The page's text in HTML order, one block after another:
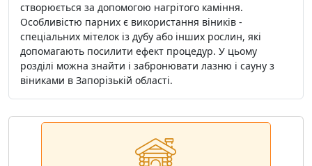
створюється за допомогою нагрітого каміння.
Особливістю парних є використання віників -
спеціальних мітелок із дубу або інших рослин, які
допомагають посилити ефект процедур. У цьому
розділі можна знайти і забронювати лазню і сауну з
віниками в Запорізькій області.